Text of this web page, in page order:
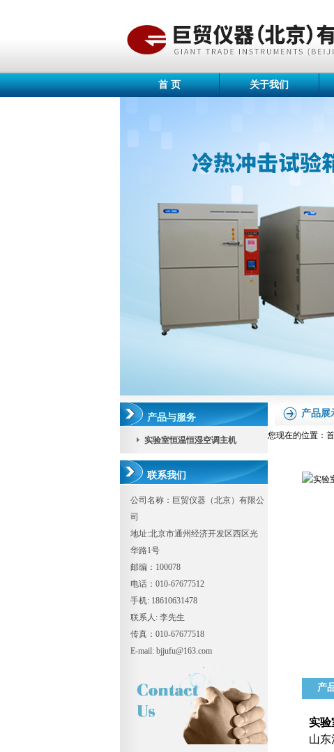
首 页 关于我们
产品与服务
实验室恒温恒湿空调主机
联系我们
公司名称：巨贸仪器（北京）有限公
司
地址:北京市通州经济开发区西区光
华路1号
邮编：100078
电话：010-67677512
手机: 18610631478
联系人: 李先生
传真：010-67677518
E-mail: bjjufu@163.com
产品展
您现在的位置：
产
实验
山东